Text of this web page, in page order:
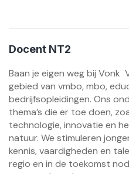
Docent NT2
Baan je eigen weg bij
gebied van vmbo, mbo,
bedrijfsopleidingen. Ons
thema’s die er toe doen,
technologie, innovatie en
natuur. We stimuleren
kennis, vaardigheden en
regio en in de toekomst